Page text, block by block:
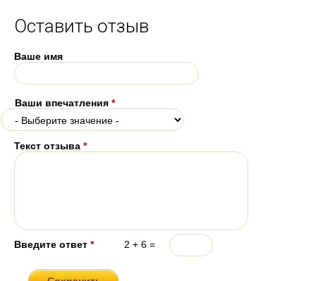
Оставить отзыв
Ваше имя
Ваши впечатления *
Текст отзыва *
Введите ответ * 2 + 6 =